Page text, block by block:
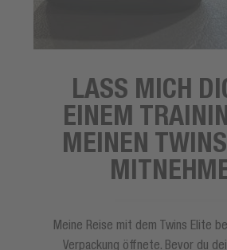
LASS MICH
EINEM
MEINEN
Meine Reise mit dem Twins Elite
Verpackung öffnete. Bevor du